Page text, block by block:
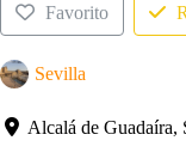
Favorito
Sevilla
Alcalá de Guadaíra,